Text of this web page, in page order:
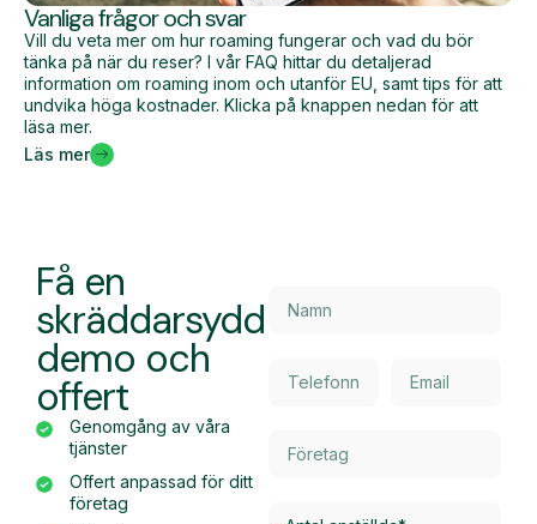
Vanliga frågor och svar
Vill du veta mer om hur roaming fungerar och vad du bör
tänka på när du reser? I vår FAQ hittar du detaljerad
information om roaming inom och utanför EU, samt tips för att
undvika höga kostnader. Klicka på knappen nedan för att
läsa mer.
Läs mer
Få en
skräddarsydd
demo och
offert
Genomgång av våra
tjänster
Offert anpassad för ditt
företag